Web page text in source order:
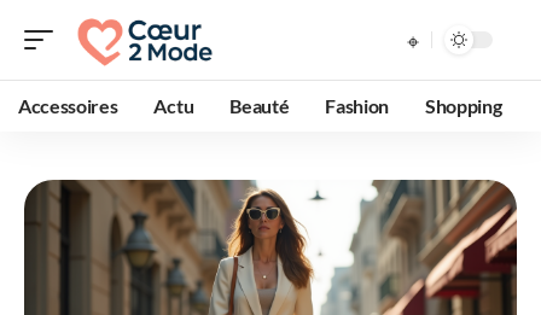
Accessoires Actu Beauté Fashion Shopping